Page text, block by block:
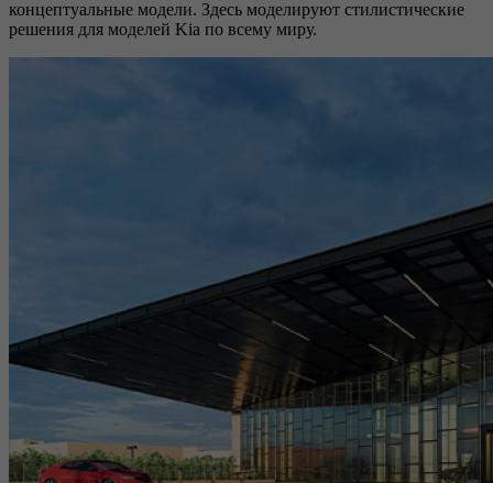
концептуальные модели. Здесь моделируют стилистические
решения для моделей Kia по всему миру.